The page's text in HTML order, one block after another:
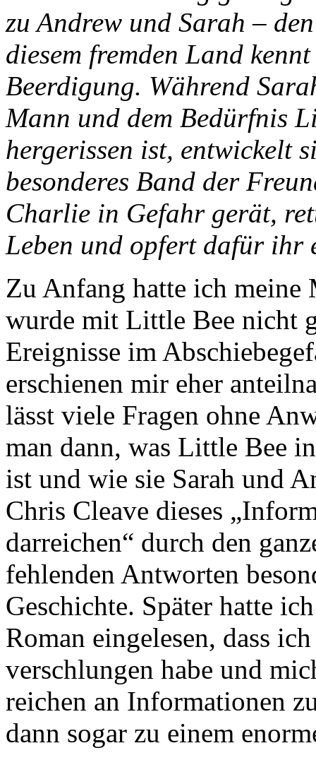
zu Andrew und Sarah –
diesem fremden Land
Beerdigung. Während
Mann und dem Bedürfnis
hergerissen ist, entwickelt
besonderes Band der
Charlie in Gefahr gerät,
Leben und opfert dafür ihr
Zu Anfang hatte ich meine
wurde mit Little Bee nicht
Ereignisse im
erschienen mir eher
lässt viele Fragen ohne
man dann, was Little Bee
ist und wie sie Sarah und
Chris Cleave dieses
darreichen“ durch den
fehlenden Antworten
Geschichte. Später hatte
Roman eingelesen, dass
verschlungen habe und
reichen an Informationen
dann sogar zu einem